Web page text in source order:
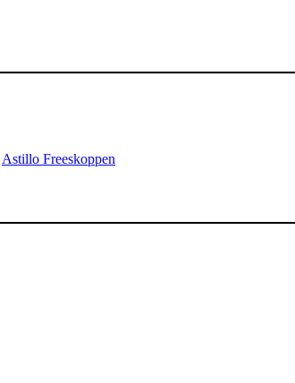
Astillo Freeskoppen